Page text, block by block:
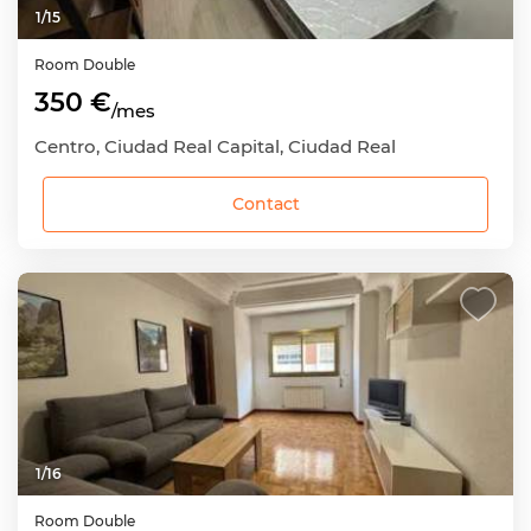
1/15
Room Double
350 €/mes
Centro, Ciudad Real Capital, Ciudad Real
Contact
1/16
Room Double